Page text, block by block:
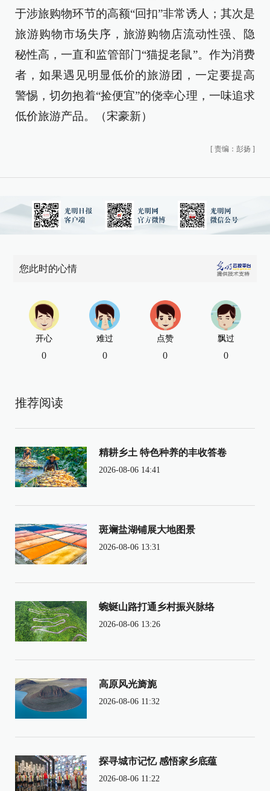
于涉旅购物环节的高额“回扣”非常诱人；其次是
旅游购物市场失序，旅游购物店流动性强、隐
秘性高，一直和监管部门“猫捉老鼠”。作为消费
者，如果遇见明显低价的旅游团，一定要提高
警惕，切勿抱着“捡便宜”的侥幸心理，一味追求
低价旅游产品。（宋豪新）
[ 责编：彭扬 ]
您此时的心情
开心
0
难过
0
点赞
0
飘过
0
推荐阅读
精耕乡土 特色种养的丰收答卷
2026-08-06 14:41
斑斓盐湖铺展大地图景
2026-08-06 13:31
蜿蜒山路打通乡村振兴脉络
2026-08-06 13:26
高原风光旖旎
2026-08-06 11:32
探寻城市记忆 感悟家乡底蕴
2026-08-06 11:22